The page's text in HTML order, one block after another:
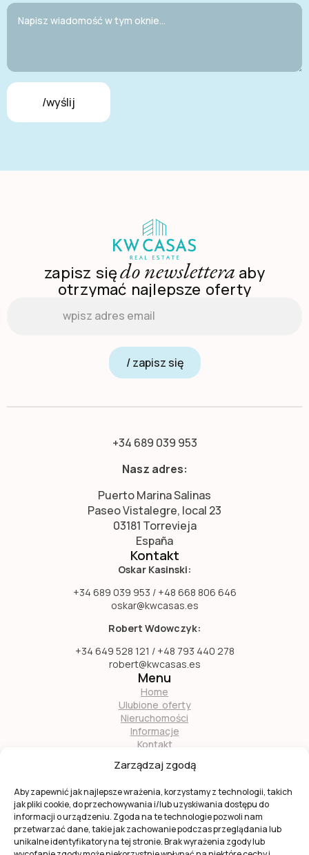
Zarządzaj zgodą
Aby zapewnić jak najlepsze wrażenia, korzystamy z technologii, takich
jak pliki cookie, do przechowywania i/lub uzyskiwania dostępu do
informacji o urządzeniu. Zgoda na te technologie pozwoli nam
przetwarzać dane, takie jak zachowanie podczas przeglądania lub
unikalne identyfikatory na tej stronie. Brak wyrażenia zgody lub
/wyślij
zapisz siędo newslettera aby
otrzymać najlepsze oferty
/ zapisz się
+34 689 039 953
Nasz adres:
Puerto Marina Salinas
Paseo Vistalegre, local 23
03181 Torrevieja
España
Kontakt
Oskar Kasinski:
+34 689 039 953 / +48 668 806 646
oskar@kwcasas.es
Robert Wdowczyk:
+34 649 528 121 / +48 793 440 278
robert@kwcasas.es
Menu
Home
Ulubione oferty
Nieruchomości
Informacje
Kontakt
Zostań naszym partnerem